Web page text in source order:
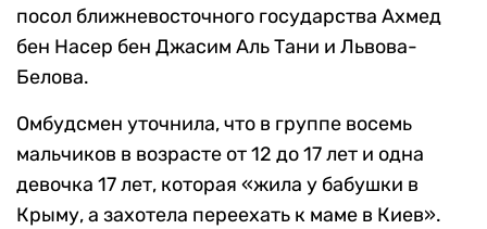
посол ближневосточного государства Ахмед
бен Насер бен Джасим Аль Тани и Львова-
Белова.
Омбудсмен уточнила, что в группе восемь
мальчиков в возрасте от 12 до 17 лет и одна
девочка 17 лет, которая «жила у бабушки в
Крыму, а захотела переехать к маме в Киев».